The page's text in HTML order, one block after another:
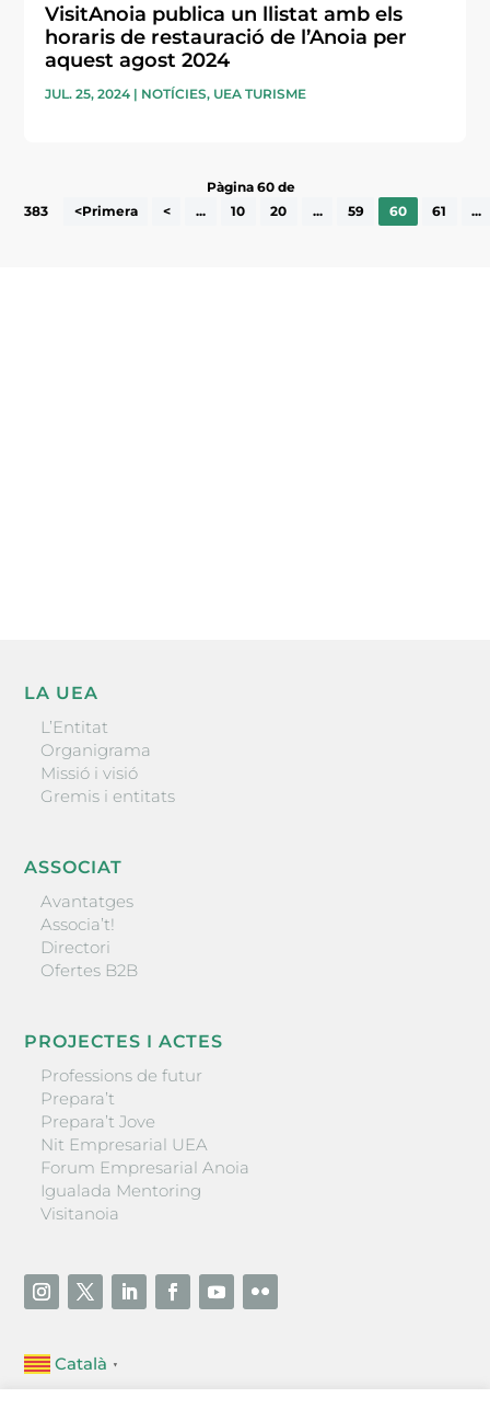
VisitAnoia publica un llistat amb els
horaris de restauració de l’Anoia per
aquest agost 2024
JUL. 25, 2024 | NOTÍCIES, UEA TURISME
Pàgina 60 de
383
<Primera < ... 10 20 ... 59 60 61 ...
LA UEA
L’Entitat
Organigrama
Missió i visió
Gremis i entitats
ASSOCIAT
Avantatges
Associa’t!
Directori
Ofertes B2B
PROJECTES I ACTES
Professions de futur
Prepara’t
Prepara’t Jove
Nit Empresarial UEA
Forum Empresarial Anoia
Igualada Mentoring
Visitanoia
Català ▼